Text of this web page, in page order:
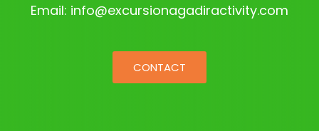
Email: info@excursionagadiractivity.com
CONTACT